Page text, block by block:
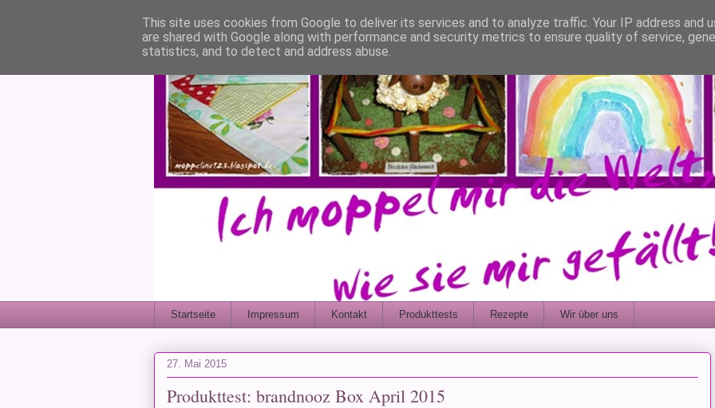
Startseite Impressum Kontakt Produkttests Rezepte Wir über uns
27. Mai 2015
Produkttest: brandnooz Box April 2015
This site uses cookies from Google to deliver its services and to analyze traffic. Your IP address and
are shared with Google along with performance and security metrics to ensure quality of service,
statistics, and to detect and address abuse.